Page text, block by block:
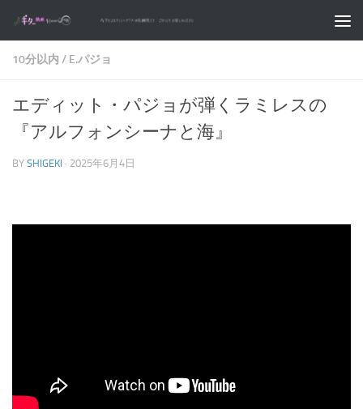
コンテンツへスキップ
10分以内 / E.パジョ
エディット・パジョが弾くラミレスの
『アルフォンシーナと海』
BY SHIGEKI · 2025年6月4日